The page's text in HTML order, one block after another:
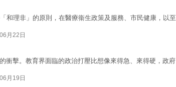
和理非」的原則，在醫療衞生政策及服務、市民健康，以至
月22日
衝擊。教育界面臨的政治打壓比想像來得急、來得硬，政府
月19日